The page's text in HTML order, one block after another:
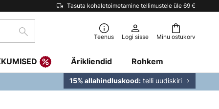
Tasuta kohaletoimetamine tellimustele üle 69 €
Minu ostukorv
Otsi Teenus Logi sisse
Ärikliendid Rohkem
15% allahindluskood: telli uudiskiri